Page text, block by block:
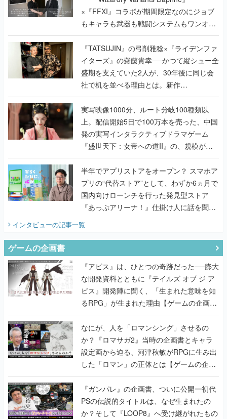
×『FFXI』コラボが期間限定なのにジョブ
もキャラも武器も戦闘システムもワンオフ
で作り込まれた理由を両ディレクターに聞
く
『TATSUJIN』の弓削雅稔×『ライデンファ
イターズ』の齋藤貴幸──かつて縦シュー全
盛期を支えていた2人が、30年後に同じ会
社で机を並べる理由とは。新作
『TATSUJIN EXTREME』で初タッグを組
んだレジェンド2人に訊く開発秘話
実写映像1000分、ルート分岐100種類以
上。配信開始5日で100万本を売った、中国
発の実写インタラクティブドラマゲーム
『盛世天下：女帝への道II』の、規模が違
うこだわりをプロデューサーに聞いた
半年でアプリストアをオープン？ スマホア
プリの“代替ストア”として、わずか6ヵ月で
国内向けローンチを行った発見型ストア
『あっぷアリーナ！』仕掛け人に話を聞い
インタビューの記事一覧
ゲームの企画書
『アビス』は、ひとつの奇跡だった──膨大
な開発資料とともに『テイルズ オブ ジ ア
ビス』開発陣に聞く、「生まれた意味を知
るRPG」が生まれた理由【ゲームの企画
書】
なにが、人を「ロマンシング」させるの
か？『ロマサガ2』当時の企画書とキャラ
設定画から迫る、河津秋敏がRPGに生み出
した「ロマン」の正体とは【ゲームの企画
書】
『ガンパレ』の企画書、ついに公開━初代
PSの伝説的タイトルは、なぜ生まれたの
か？そして『LOOP8』へ受け継がれたもの